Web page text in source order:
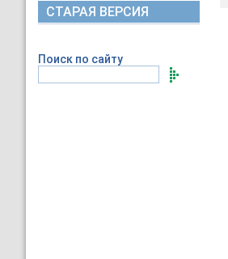
СТАРАЯ ВЕРСИЯ
Поиск по сайту